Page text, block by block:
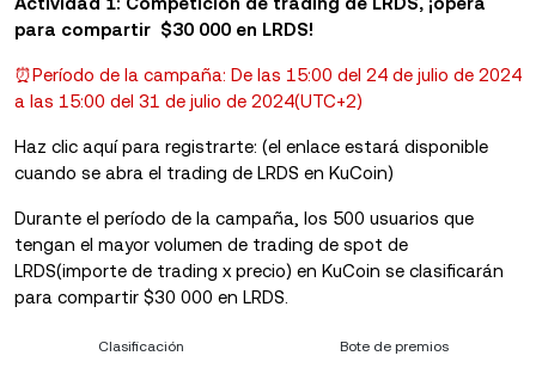
para compartir $30 000 en LRDS!
⏰Período de la campaña: De las 15:00 del 24 de julio de 2024
a las 15:00 del 31 de julio de 2024(UTC+2)
Haz clic aquí para registrarte: (el enlace estará disponible
cuando se abra el trading de LRDS en KuCoin)
Durante el período de la campaña, los 500 usuarios que
tengan el mayor volumen de trading de spot de
LRDS(importe de trading x precio) en KuCoin se clasificarán
para compartir $30 000 en LRDS.
Clasificación
Bote de premios